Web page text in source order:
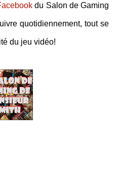
du Salon de Gaming
quotidiennement, tout se
du jeu vidéo!